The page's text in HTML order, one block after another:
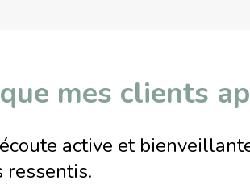
mes clients
active et
ressentis.